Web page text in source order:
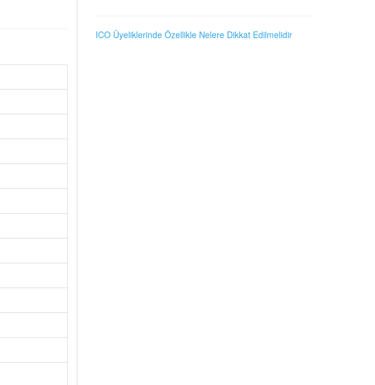
ICO Üyeliklerinde Özellikle Nelere Dikkat Edilmelidir